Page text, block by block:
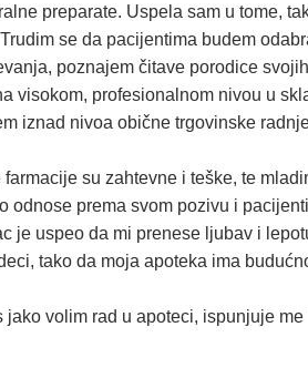
preparate. Uspela sam u tome,
se da pacijentima budem
poznajem čitave porodice
visokom, profesionalnom nivou u
iznad nivoa obične trgovinske
farmacije su zahtevne i teške, te
odnose prema svom pozivu i
je uspeo da mi prenese ljubav i
tako da moja apoteka ima
jako volim rad u apoteci, ispunjuje